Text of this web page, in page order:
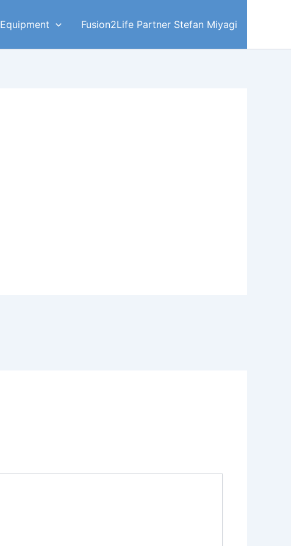
Equipment Fusion2Life Partner Stefan Miyagi